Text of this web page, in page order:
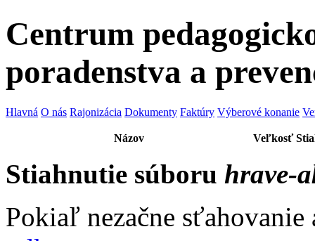
Centrum
poradenstva a
Hlavná O nás Rajonizácia Dokumenty Faktúry Výberové konanie
Názov Veľkosť
Stiahnutie súboru hrave-
Pokiaľ nezačne